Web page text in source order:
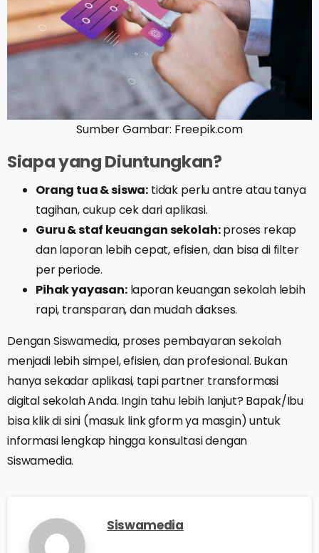
Sumber Gambar: Freepik.com
Siapa yang Diuntungkan?
Orang tua & siswa: tidak perlu antre atau tanya
tagihan, cukup cek dari aplikasi.
Guru & staf keuangan sekolah:proses rekap
dan laporan lebih cepat, efisien, dan bisa di filter
per periode.
Pihak yayasan:laporan keuangan sekolah lebih
rapi, transparan, dan mudah diakses.
Dengan Siswamedia, proses pembayaran sekolah
menjadi lebih simpel, efisien, dan profesional. Bukan
hanya sekadar aplikasi, tapi partner transformasi
digital sekolah Anda. Ingin tahu lebih lanjut? Bapak/Ibu
bisa klik di sini (masuk link gform ya masgin) untuk
informasi lengkap hingga konsultasi dengan
Siswamedia.
Siswamedia